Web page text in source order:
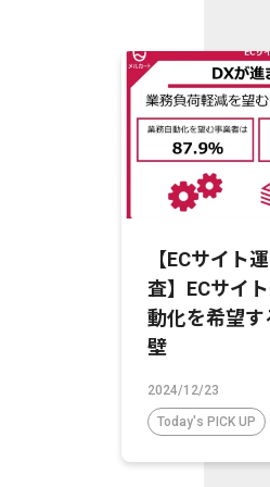
【ECサイト
査】ECサイ
動化を希望
壁
2024/12/23
Today's PICK UP